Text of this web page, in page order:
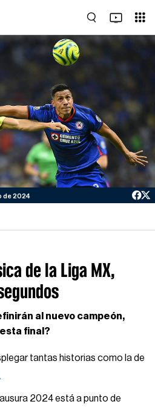
de 2024
de la Liga MX,
al nuevo campeón,
final?
tantas historias como la de
2024 está a punto de